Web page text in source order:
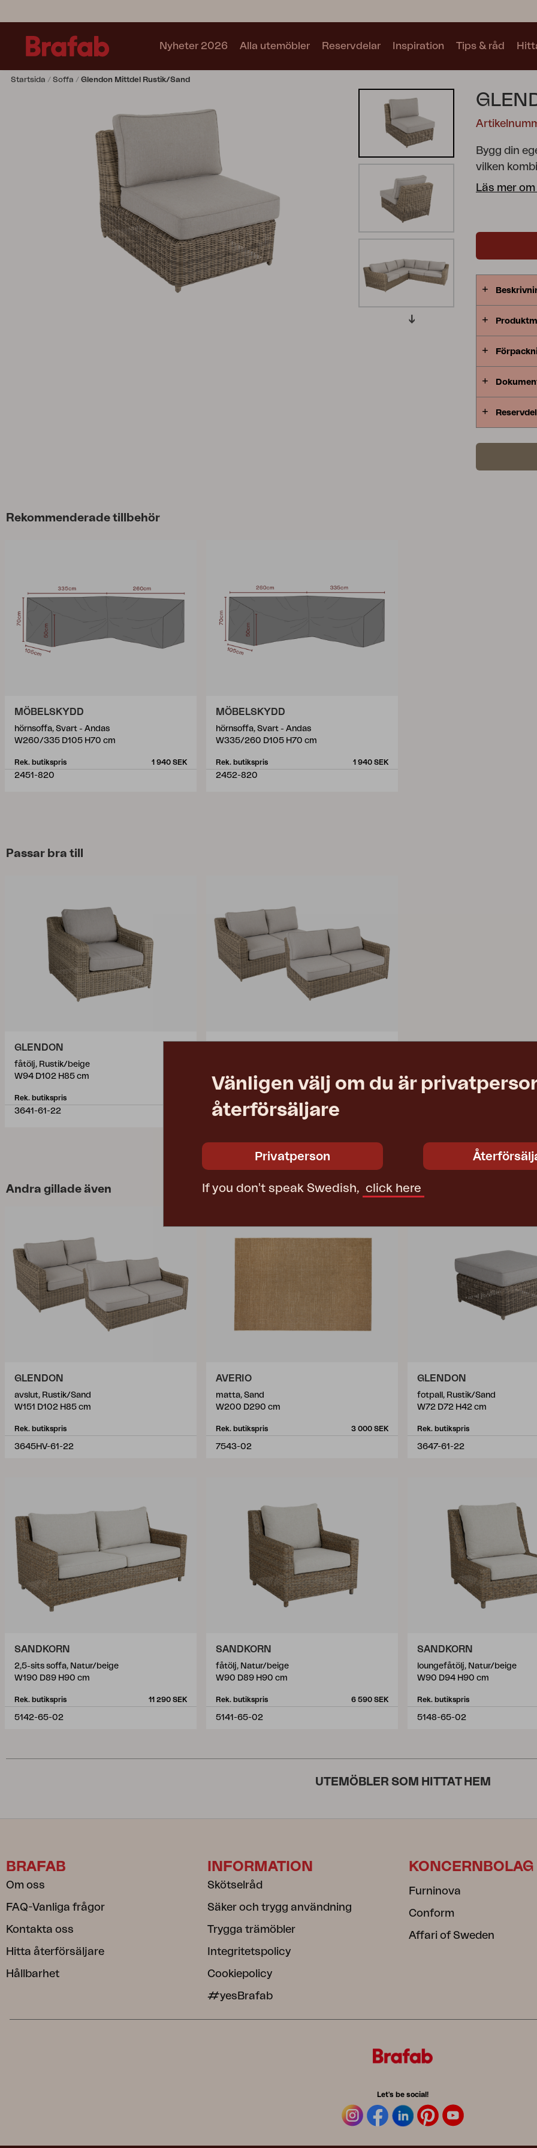
Nyheter 2026 Alla utemöbler
Kollektioner
Se alla kollektioner
Blixt
Grower Greens Lomma
Reservdelar Inspiration Tips & råd
Startsida Soffa Glendon Mittdel Rustik/Sand
Bygg din
vilken
Klassiska
just den
Läs mer
Rekommenderade tillbehör
MÖBELSKYDD
hörnsoffa, Svart - Andas
W260/335 D105 H70 cm
Rek. butikspris 1 940 SEK
2451-820
MÖBELSKYDD
hörnsoffa, Svart - Andas
W335/260 D105 H70 cm
Rek. butikspris 1 940 SEK
2452-820
Passar bra till
GLENDON
fåtölj, Rustik/beige
W94 D102 H85 cm
Rek. butikspris
3641-61-22
W151 D102 H85 cm
3645HV-61-22
Andra gillade även
GLENDON
avslut, Rustik/Sand
W151 D102 H85 cm
Rek. butikspris
3645HV-61-22
AVERIO
matta, Sand
W200 D290 cm
Rek. butikspris 3 000 SEK
7543-02
GLENDON
fotpall, Rustik/Sand
W72 D72 H42 cm
Rek. butikspris
3647-61-22
SANDKORN
2,5-sits soffa, Natur/beige
W190 D89 H90 cm
Rek. butikspris 11 290 SEK
5142-65-02
SANDKORN
fåtölj, Natur/beige
W90 D89 H90 cm
Rek. butikspris 6 590 SEK
5141-65-02
SANDKORN
loungefåtölj, Natur/beige
W90 D94 H90 cm
Rek. butikspris
5148-65-02
UTEMÖBLER SOM HITTAT HEM
Vänligen välj om du är
återförsäljare
Privatperson
If you don't speak Swedish, click here
BRAFAB
Om oss
FAQ-Vanliga frågor
Kontakta oss
Hitta återförsäljare
Hållbarhet
INFORMATION
Skötselråd
Säker och trygg användning
Trygga trämöbler
Integritetspolicy
Cookiepolicy
#yesBrafab
KONCERNBOLAG
Furninova
Conform
Affari of Sweden
Let's be social!